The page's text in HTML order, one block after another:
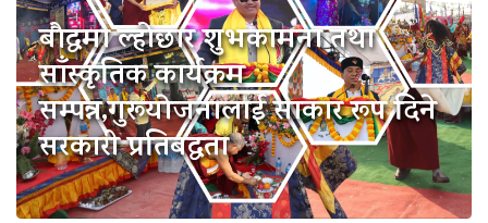
बौद्धमा ल्होछार शुभकामना तथा
साँस्कृतिक कार्यक्रम
सम्पन्न,गुरूयाेजनालाई साकार रूप दिने
सरकारी प्रतिबद्धता